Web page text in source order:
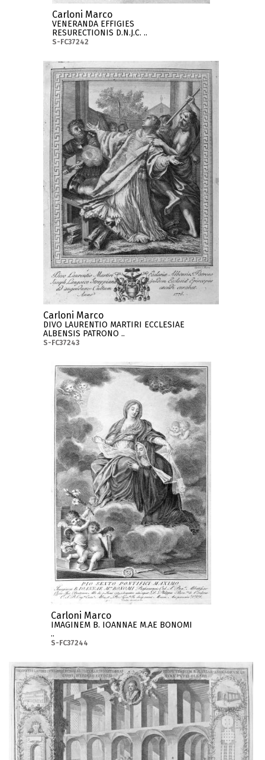
Carloni Marco
VENERANDA EFFIGIES
RESURECTIONIS D.N.J.C. ..
S-FC37242
Carloni Marco
DIVO LAURENTIO MARTIRI ECCLESIAE
ALBENSIS PATRONO ..
S-FC37243
Carloni Marco
IMAGINEM B. IOANNAE M.AE BONOMI
..
S-FC37244